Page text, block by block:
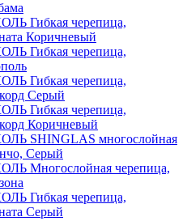
Гибкая черепица,
Коричневый
Гибкая черепица,
Гибкая черепица,
Серый
Гибкая черепица,
Коричневый
SHINGLAS многослойная
Серый
Многослойная черепица,
Гибкая черепица,
Серый